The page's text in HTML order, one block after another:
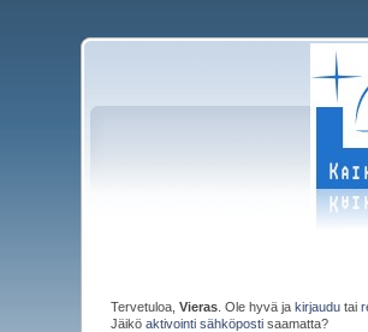
Tervetuloa,Vieras . Ole hyvä jakirjaudu tai
Jäiköaktivointi sähköposti saamatta?